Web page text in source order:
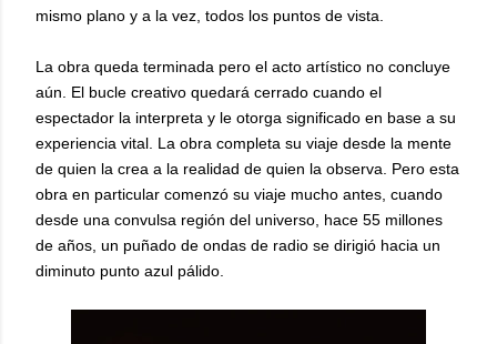
mismo plano y a la vez, todos los puntos de vista.
La obra queda terminada pero el acto artístico no concluye
aún. El bucle creativo quedará cerrado cuando el
espectador la interpreta y le otorga significado en base a su
experiencia vital. La obra completa su viaje desde la mente
de quien la crea a la realidad de quien la observa. Pero esta
obra en particular comenzó su viaje mucho antes, cuando
desde una convulsa región del universo, hace 55 millones
de años, un puñado de ondas de radio se dirigió hacia un
diminuto punto azul pálido.